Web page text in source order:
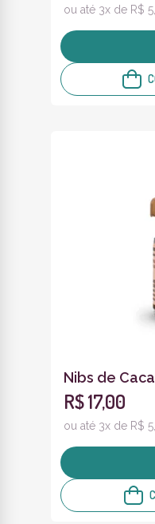
ou até 3x de R$
Nibs de
R$ 17,00
ou até 3x de R$